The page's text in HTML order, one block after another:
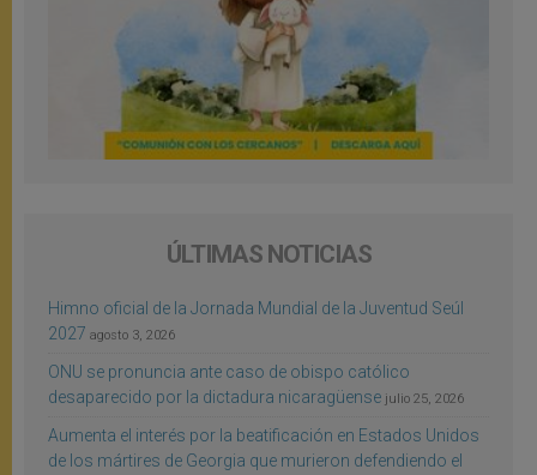
ÚLTIMAS NOTICIAS
Himno oficial de la Jornada Mundial de la Juventud Seúl
2027 agosto 3, 2026
ONU se pronuncia ante caso de obispo católico
desaparecido por la dictadura nicaragüense julio 25, 2026
Aumenta el interés por la beatificación en Estados Unidos
de los mártires de Georgia que murieron defendiendo el